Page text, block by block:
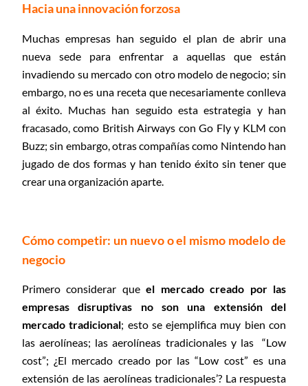
Hacia una innovación forzosa
Muchas empresas han seguido el plan de abrir una
nueva sede para enfrentar a aquellas que están
invadiendo su mercado con otro modelo de negocio; sin
embargo, no es una receta que necesariamente conlleva
al éxito. Muchas han seguido esta estrategia y han
fracasado, como British Airways con Go Fly y KLM con
Buzz; sin embargo, otras compañías como Nintendo han
jugado de dos formas y han tenido éxito sin tener que
crear una organización aparte.
Cómo competir: un nuevo o el mismo modelo de
negocio
Primero considerar queel mercado creado por las
empresas disruptivas no son una extensión del
mercado tradicional; esto se ejemplifica muy bien con
las aerolíneas; las aerolíneas tradicionales y las “Low
cost”; ¿El mercado creado por las “Low cost” es una
extensión de las aerolíneas tradicionales’? La respuesta